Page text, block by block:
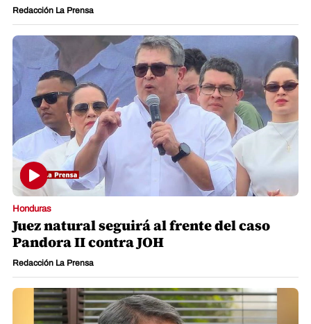
Redacción La Prensa
Honduras
Juez natural seguirá al frente del caso
Pandora II contra JOH
Redacción La Prensa